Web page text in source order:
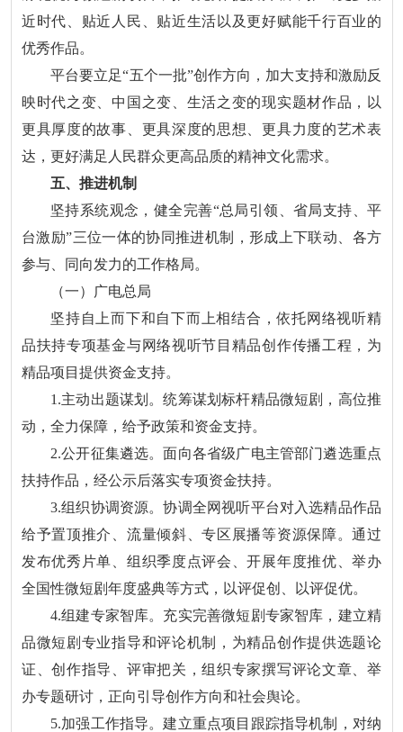
近时代、贴近人民、贴近生活以及更好赋能千行百业的
优秀作品。
平台要立足“五个一批”创作方向，加大支持和激励反
映时代之变、中国之变、生活之变的现实题材作品，以
更具厚度的故事、更具深度的思想、更具力度的艺术表
达，更好满足人民群众更高品质的精神文化需求。
五、推进机制
坚持系统观念，健全完善“总局引领、省局支持、平
台激励”三位一体的协同推进机制，形成上下联动、各方
参与、同向发力的工作格局。
（一）广电总局
坚持自上而下和自下而上相结合，依托网络视听精
品扶持专项基金与网络视听节目精品创作传播工程，为
精品项目提供资金支持。
1.主动出题谋划。统筹谋划标杆精品微短剧，高位推
动，全力保障，给予政策和资金支持。
2.公开征集遴选。面向各省级广电主管部门遴选重点
扶持作品，经公示后落实专项资金扶持。
3.组织协调资源。协调全网视听平台对入选精品作品
给予置顶推介、流量倾斜、专区展播等资源保障。通过
发布优秀片单、组织季度点评会、开展年度推优、举办
全国性微短剧年度盛典等方式，以评促创、以评促优。
4.组建专家智库。充实完善微短剧专家智库，建立精
品微短剧专业指导和评论机制，为精品创作提供选题论
证、创作指导、评审把关，组织专家撰写评论文章、举
办专题研讨，正向引导创作方向和社会舆论。
5.加强工作指导。建立重点项目跟踪指导机制，对纳